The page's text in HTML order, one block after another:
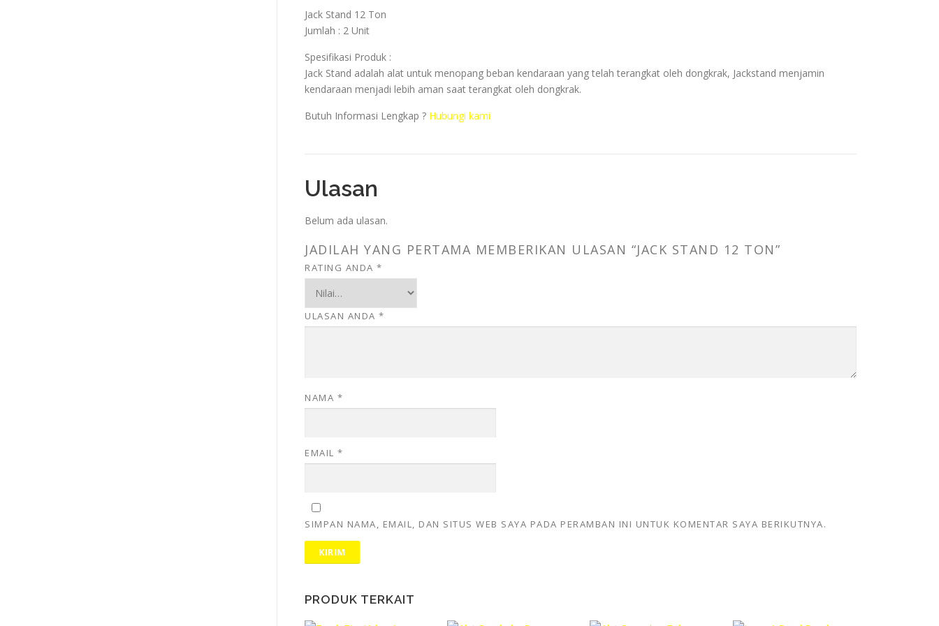
Jack Stand 12 Ton
Jumlah : 2 Unit
Spesifikasi Produk :
Jack Stand adalah alat untuk menopang beban kendaraan yang telah terangkat oleh dongkrak, Jackstand menjamin
kendaraan menjadi lebih aman saat terangkat oleh dongkrak.
Butuh Informasi Lengkap ? Hubungi kami
Ulasan
Belum ada ulasan.
JADILAH YANG PERTAMA MEMBERIKAN ULASAN “JACK STAND 12 TON”
RATING ANDA *
ULASAN ANDA *
NAMA *
EMAIL *
SIMPAN NAMA, EMAIL, DAN SITUS WEB SAYA PADA PERAMBAN INI UNTUK KOMENTAR SAYA BERIKUTNYA.
PRODUK TERKAIT